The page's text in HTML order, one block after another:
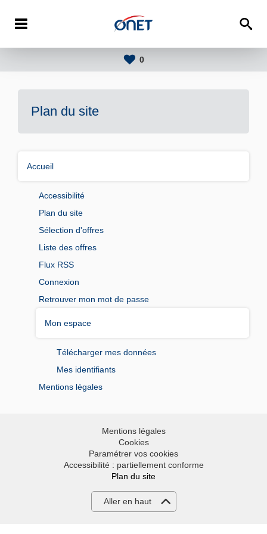
0
Plan du site
Accueil
Accessibilité
Plan du site
Sélection d'offres
Liste des offres
Flux RSS
Connexion
Retrouver mon mot de passe
Mon espace
Télécharger mes données
Mes identifiants
Mentions légales
Mentions légales
Cookies
Paramétrer vos cookies
Accessibilité : partiellement conforme
Plan du site
Aller en haut